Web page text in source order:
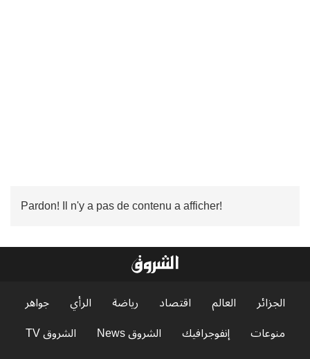
Pardon! Il n'y a pas de contenu a afficher!
الجزائر العالم اقتصاد رياضة الرأي
جواهر
منوعات
إنفوجرافيك الشروق News
الشروق TV